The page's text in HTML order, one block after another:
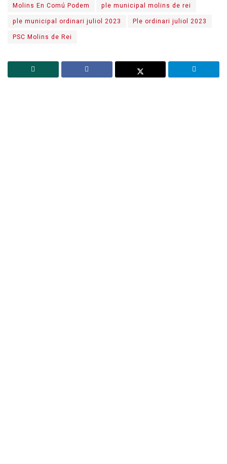
Molins En Comú Podem
ple municipal molins de rei
ple municipal ordinari juliol 2023
Ple ordinari juliol 2023
PSC Molins de Rei